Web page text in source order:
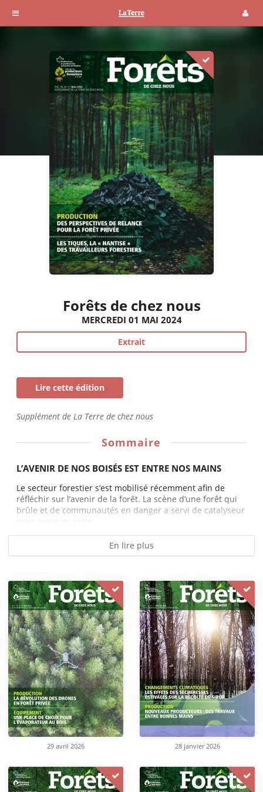
Forêts de chez nous
MERCREDI 01 MAI 2024
Extrait
Lire cette édition
Supplément de La Terre de chez nous
Sommaire
L’AVENIR DE NOS BOISÉS EST ENTRE NOS MAINS
Le secteur forestier s’est mobilisé récemment afin de
réfléchir sur l’avenir de la forêt. La scène d’une forêt qui
brûle et de communautés en danger a servi de catalyseur
En lire plus
29 avril 2026 28 janvier 2026